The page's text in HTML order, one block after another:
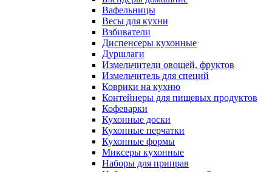
Вафельницы
Весы для кухни
Взбиватели
Диспенсеры кухонные
Дуршлаги
Измельчители овощей, фруктов
Измельчитель для специй
Коврики на кухню
Контейнеры для пищевых продуктов
Кофеварки
Кухонные доски
Кухонные перчатки
Кухонные формы
Миксеры кухонные
Наборы для приправ